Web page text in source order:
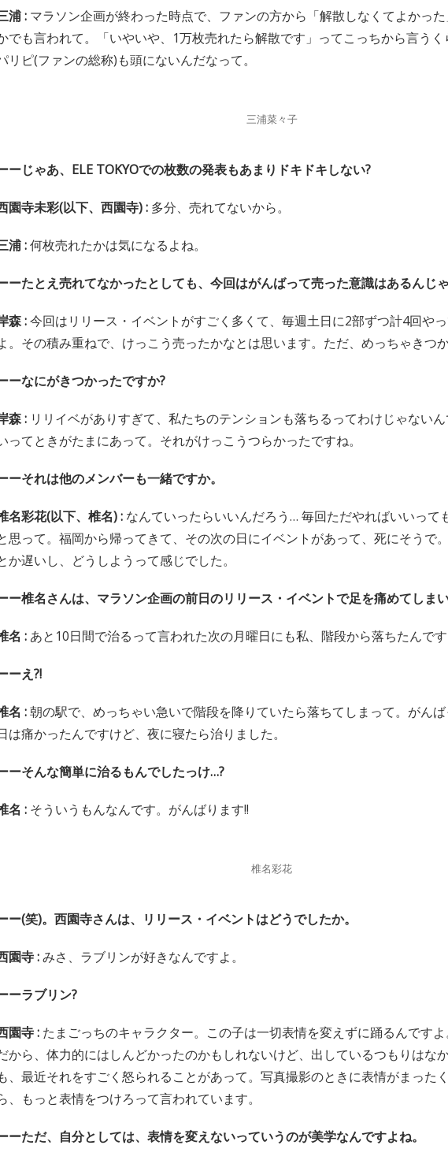
浦 : マラソン企画が終わった時点で、ファンの方から「解散しなくてよかっ
でも言われて。「いやいや、1万枚売れたら解散です」ってこっちから言う
リピ(ファンの総称)も頭にないんだなって。
三浦菜々子
ーじゃあ、ELE TOKYOでの枚数の発表もあまりドキドキしない?
園寺未彩(以下、西園寺) : 多分、売れてないから。
浦 :何枚売れたかは気になるよね。
ーたとえ売れてなかったとしても、今回はがんばって売った意識はあるんじ
森 :今回はリリース・イベントがすごく多くて、毎週土日に2部ずつ計4回や
。その積み重ねで、けっこう売ったかなとは思います。ただ、めっちゃきつ
ーなにがきつかったですか?
森 : リリイベがありすぎて、私たちのテンションも落ちるってわけじゃない
ってときがたまにあって。それがけっこうつらかったですね。
ーそれは他のメンバーも一緒ですか。
名彩花(以下、椎名) : なんていったらいいんだろう… 毎回ただやればいいって
思って。福岡から帰ってきて、その次の日にイベントがあって、死にそうで
か遅いし、どうしようって感じでした。
ー椎名さんは、マラソン企画の前日のリリース・イベントで足を痛めてしま
名 : あと10日間で治るって言われた次の月曜日にも私、階段から落ちたんで
ーえ?!
名 :朝の駅で、めっちゃい急いで階段を降りていたら落ちてしまって。がん
は痛かったんですけど、夜に寝たら治りました。
ーそんな簡単に治るもんでしたっけ…?
名 : そういうもんなんです。がんばります!!
椎名彩花
ー(笑)。西園寺さんは、リリース・イベントはどうでしたか。
園寺 :みさ、ラブリンが好きなんですよ。
ーラブリン?
園寺 : たまごっちのキャラクター。この子は一切表情を変えずに踊るんです
から、体力的にはしんどかったのかもしれないけど、出しているつもりはな
、最近それをすごく怒られることがあって。写真撮影のときに表情がまった
、もっと表情をつけろって言われています。
ーただ、自分としては、表情を変えないっていうのが美学なんですよね。